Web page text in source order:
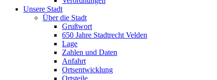
Unsere Stadt
Über die Stadt
Grußwort
650 Jahre Stadtrecht Velden
Lage
Zahlen und Daten
Anfahrt
Ortsentwicklung
Ortsteile